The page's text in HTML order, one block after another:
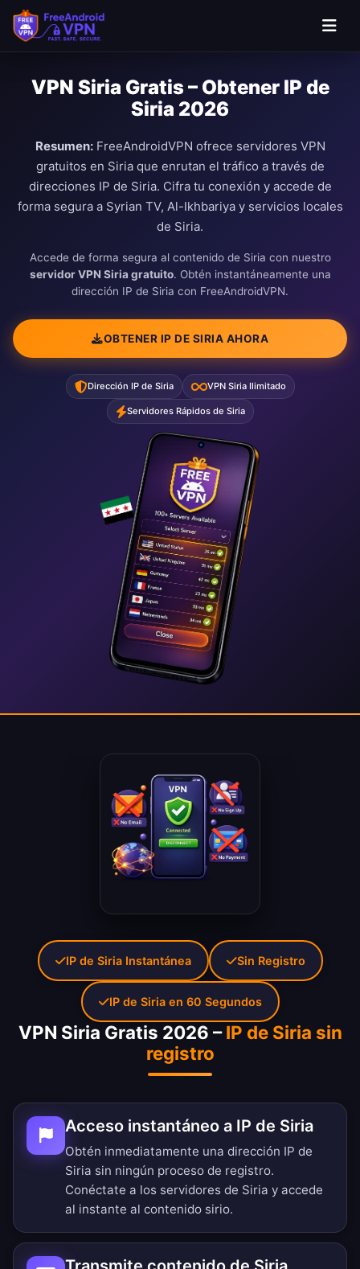
VPN Siria Gratis – Obtener IP de
Siria 2026
Resumen:FreeAndroidVPN ofrece servidores VPN
gratuitos en Siria que enrutan el tráfico a través de
direcciones IP de Siria. Cifra tu conexión y accede de
forma segura a Syrian TV, Al-Ikhbariya y servicios locales
de Siria.
Accede de forma segura al contenido de Siria con nuestro
servidor VPN Siria gratuito. Obtén instantáneamente una
dirección IP de Siria con FreeAndroidVPN.
OBTENER IP DE SIRIA AHORA
Dirección IP de Siria VPN Siria Ilimitado
Servidores Rápidos de Siria
VPN Siria Gratis 2026 –IP de Siria sin
registro
Acceso instantáneo a IP de Siria
Obtén inmediatamente una dirección IP de
Siria sin ningún proceso de registro.
Conéctate a los servidores de Siria y accede
al instante al contenido sirio.
IP de Siria Instantánea Sin Registro
IP de Siria en 60 Segundos